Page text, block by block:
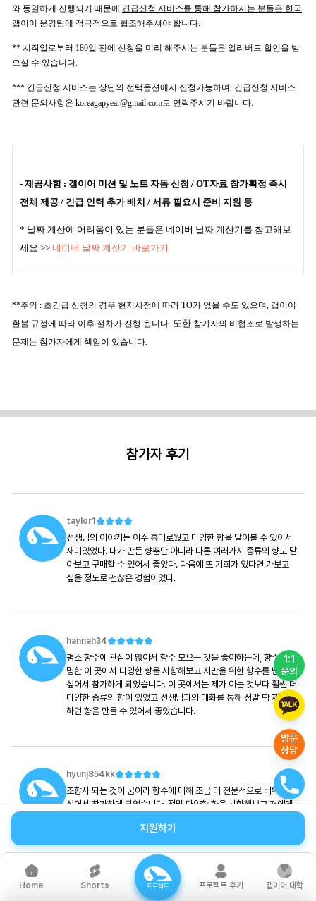
1:1
문의
방문
상담
와 동일하게 진행되기 때문에 긴급신청 서비스를 통해 참가하시는 분들은 한국
갭이어 운영팀에 적극적으로 협조해주셔야 합니다.
** 시작일로부터 180일 전에 신청을 미리 해주시는 분들은 얼리버드 할인을 받
으실 수 있습니다.
*** 긴급신청 서비스는 상단의 선택옵션에서 신청가능하며, 긴급신청 서비스
관련 문의사항은 koreagapyear@gmail.com로 연락주시기 바랍니다.
- 제공사항 : 갭이어 미션 및 노트 자동 신청 / OT자료 참가확정 즉시
전체 제공 / 긴급 인력 추가 배치 / 서류 필요시 준비 지원 등
* 날짜 계산에 어려움이 있는 분들은 네이버 날짜 계산기를 참고해보
세요 >> 네이버 날짜 계산기 바로가기
**주의 : 초긴급 신청의 경우 현지사정에 따라 TO가 없을 수도 있으며, 갭이어
환불 규정에 따라 이후 절차가 진행 됩니다. 또한 참가자의 비협조로 발생하는
문제는 참가자에게 책임이 있습니다.
참가자 후기
taylor1
선생님의 이야기는 아주 흥미로웠고 다양한 향을 맡아볼 수 있어서
재미있었다. 내가 만든 향뿐만 아니라 다른 여러가지 종류의 향도 맡
아보고 구매할 수 있어서 좋았다. 다음에 또 기회가 있다면 가보고
싶을 정도로 괜찮은 경험이었다.
hannah34
평소 향수에 관심이 많아서 향수 모으는 것을 좋아하는데, 향수로 유
명한 이 곳에서 다양한 향을 시향해보고 저만을 위한 향수를 만들고
싶어서 참가하게 되었습니다. 이 곳에서는 제가 아는 것보다 훨씬 더
다양한 종류의 향이 있었고 선생님과의 대화를 통해 정말 딱 제가 원
하던 향을 만들 수 있어서 좋았습니다.
hyunj854kk
조향사 되는 것이 꿈이라 향수에 대해 조금 더 전문적으로 배워보고
싶어서 참가하게 되었습니다. 정말 다양한 향을 시향해보고 저에게
습니다. 직접 향수가 만들어지는 과정을 보면서 제 꿈에 한걸음 더
다가갈 수 있는 계기가 되었습니다.
지원하기
Home Shorts 프로젝트 프로젝트 후기 갭이어 대학